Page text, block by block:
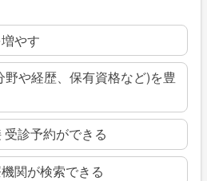
やす
野や経歴、保有資格など)を豊
診予約ができる
関が検索できる